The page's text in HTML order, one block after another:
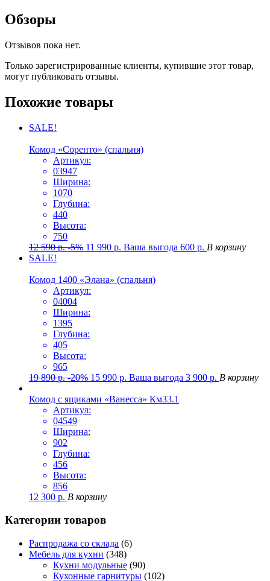
Обзоры
Отзывов пока нет.
Только зарегистрированные клиенты, купившие этот товар,
могут публиковать отзывы.
Похожие товары
SALE!
Комод «Соренто» (спальня)
Артикул:
03947
Ширина:
1070
Глубина:
440
Высота:
750
12 590р. -5% 11 990 р. Ваша выгода 600 р. В корзину
SALE!
Комод 1400 «Элана» (спальня)
Артикул:
04004
Ширина:
1395
Глубина:
405
Высота:
965
19 890р. -20% 15 990 р. Ваша выгода 3 900 р. В корзину
Комод с ящиками «Ванесса» Км33.1
Артикул:
04549
Ширина:
902
Глубина:
456
Высота:
856
12 300 р. В корзину
Категории товаров
Распродажа со склада (6)
Мебель для кухни (348)
Кухни модульные (90)
Кухонные гарнитуры (102)